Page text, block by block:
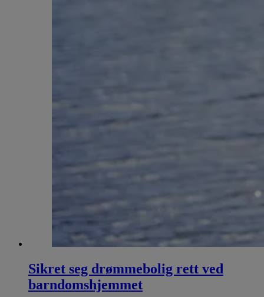
Sikret seg drømmebolig rett ved
barndomshjemmet